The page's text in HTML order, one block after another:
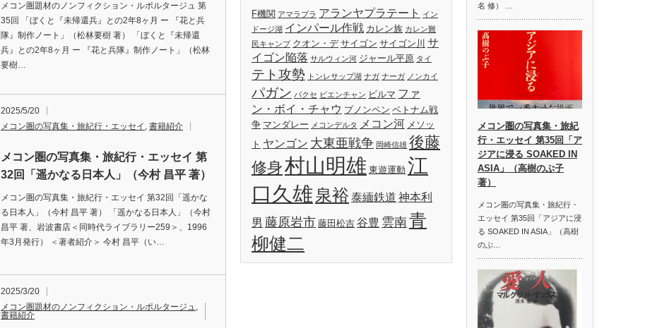
メコン圏題材のノンフィクション・ルポルタージュ 第
35回 「ぼくと『未帰還兵』との2年8ヶ月 ー 『花と兵
隊』制作ノート」（松林要樹 著） 「ぼくと『未帰還
兵』との2年8ヶ月 ー 『花と兵隊』制作ノート」（松林
要樹…
2025/5/20
メコン圏の写真集・旅紀行・エッセイ , 書籍紹介
メコン圏の写真集・旅紀行・エッセイ 第
32回「遥かなる日本人」（今村 昌平 著）
メコン圏の写真集・旅紀行・エッセイ 第32回「遥かな
る日本人」（今村 昌平 著） 「遥かなる日本人」（今村
昌平 著、岩波書店＜同時代ライブラリー259＞、1996
年3月発行） ＜著者紹介＞ 今村 昌平（い…
2025/3/20
メコン圏題材のノンフィクション・ルポルタージュ,
書籍紹介
F機関 アマラプラ アランヤプラテート
イン
ドージ湖 インパール作戦 カレン族 カレン難
民キャンプ クオン・デ サイゴン サイゴン川 サ
イゴン陥落 サルウィン河 ジャール平原 タイ
テト攻勢 トンレサップ湖 ナガ ナーガ ノンカイ
パガン パクセ ビエンチャン ビルマ ファ
ン・ボイ・チャウ プノンペン ベトナム戦
争 マンダレー メコンデルタ メコン河 メソッ
ト ヤンゴン 大東亜戦争 岡崎信雄 後藤
修身村山明雄 東遊運動 江
口久雄泉裕 泰緬鉄道 神本利
男 藤原岩市 藤田松吉 谷豊 雲南青
柳健二
名 修） …
メコン圏の写真集・旅紀
行・エッセイ 第35回「ア
ジアに浸る SOAKED IN
ASIA」（高樹のぶ子
著）
メコン圏の写真集・旅紀行・
エッセイ 第35回「アジアに浸
る SOAKED IN ASIA」（高樹
のぶ…